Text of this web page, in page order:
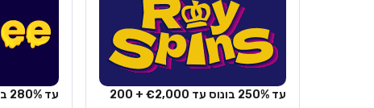
עד 250% בונוס עד €2,000 + 200